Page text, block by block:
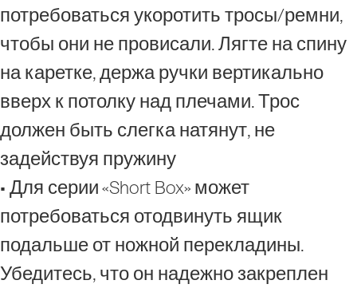
потребоваться укоротить тросы/ремни,
чтобы они не провисали. Лягте на спину
на каретке, держа ручки вертикально
вверх к потолку над плечами. Трос
должен быть слегка натянут, не
задействуя пружину
• Для серии «Short Box» может
потребоваться отодвинуть ящик
подальше от ножной перекладины.
Убедитесь, что он надежно закреплен